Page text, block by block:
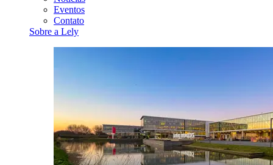
Eventos
Contato
Sobre a Lely